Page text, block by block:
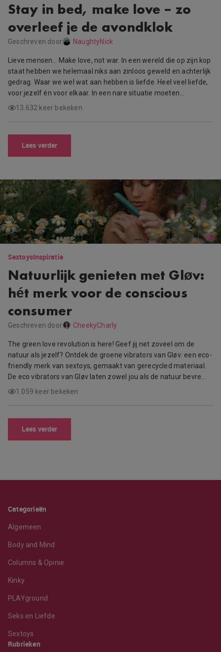
Stay in bed, make love – zo
overleef je de avondklok
Geschreven door NaughtyNick
Lieve mensen… Make love, not war. In een wereld die op zijn kop
staat hebben we helemaal niks aan zinloos geweld en achterlijk
gedrag. Waar we wel wat aan hebben is liefde. Heel veel liefde,
voor jezelf én voor elkaar. In een nare situatie moeten…
13.632 keer bekeken
Lees verder
SextoysInspiratie
Natuurlijk genieten met Gløv:
hét merk voor de conscious
consumer
Geschreven door CheekyCharly
The green love revolution is here! Geef jij net zoveel om de
natuur als jezelf? Ontdek de groene vibrators van Gløv: een eco-
friendly merk van sextoys, gemaakt van gerecycled materiaal.
De eco vibrators van Gløv laten zowel jou als de natuur bevre…
1.059 keer bekeken
Lees verder
Categorieën
Algemeen
Body and Mind
Columns & Opinie
Kinky
PLAYground
Seks en Liefde
Sextoys
Rubrieken